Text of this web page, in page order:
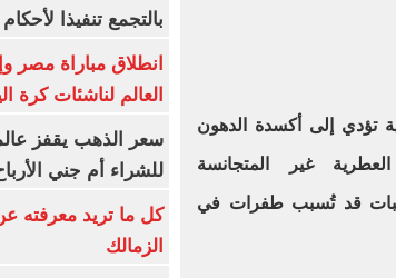
تؤدي إلى أكسدة الدهون
غير المتجانسة
قد تُسبب طفرات في
بالتجمع تنفيذا
انطلاق مباراة مصر
العالم لناشئات كرة
سعر الذهب يقفز
للشراء أم جني
كل ما تريد معرفته
الزمالك